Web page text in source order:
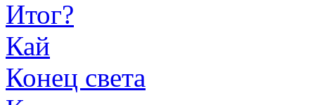
Итог?
Кай
Конец света